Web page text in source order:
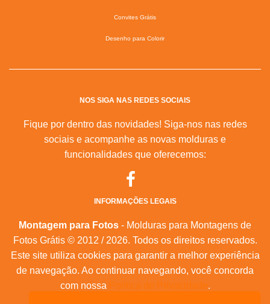
Convites Grátis
Desenho para Colorir
NOS SIGA NAS REDES SOCIAIS
Fique por dentro das novidades! Siga-nos nas redes
sociais e acompanhe as novas molduras e
funcionalidades que oferecemos:
INFORMAÇÕES LEGAIS
Montagem para Fotos - Molduras para Montagens de
Fotos Grátis © 2012 / 2026. Todos os direitos reservados.
Este site utiliza cookies para garantir a melhor experiência
de navegação. Ao continuar navegando, você concorda
com nossa Política de Privacidade.